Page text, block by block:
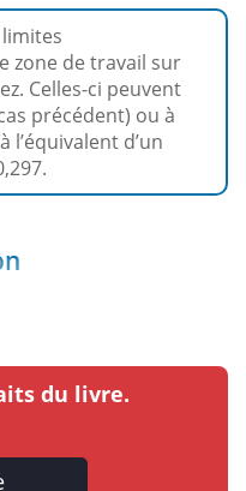
limites
zone de travail sur
Celles-ci peuvent
précédent) ou à
l’équivalent d’un
du livre.